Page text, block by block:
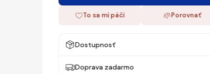
To sa mi páči Porovnať
Dostupnosť
Doprava zadarmo